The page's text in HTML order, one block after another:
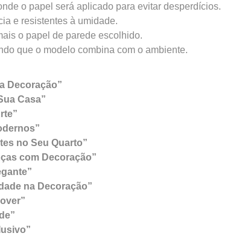
o papel será aplicado para evitar desperdícios.
e resistentes à umidade.
o papel de parede escolhido.
que o modelo combina com o ambiente.
Decoração”
Casa”
no Seu Quarto”
com Decoração”
na Decoração”